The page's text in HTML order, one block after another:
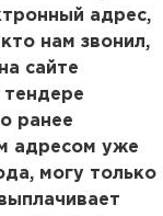
адрес,
нам звонил,
сайте
ранее
адресом уже
могу только